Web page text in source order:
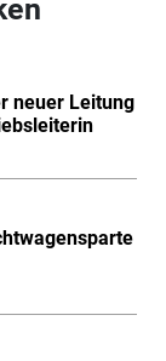
neuer Leitung